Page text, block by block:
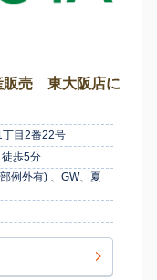
販売 東大阪店に
丁目2番22号
歩5分
例外有) 、GW、夏